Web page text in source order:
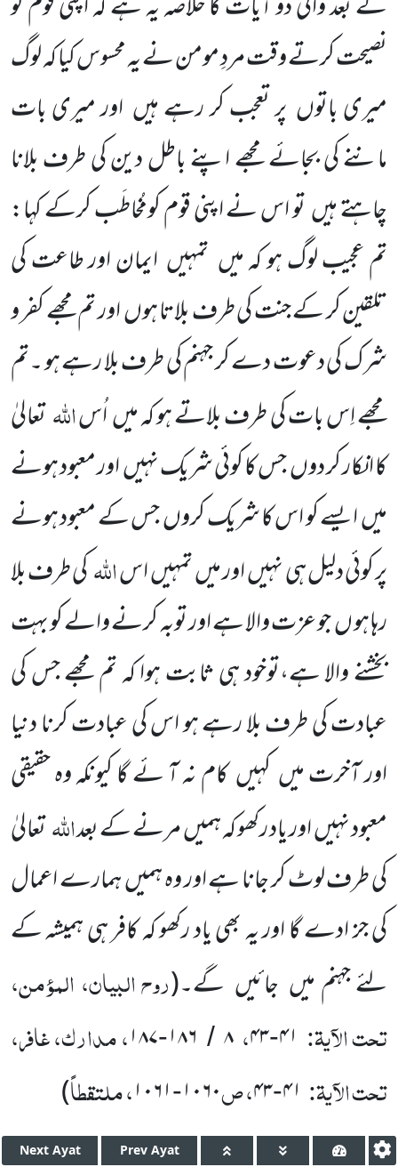
نصیحت کرتے وقت مردِ مومن نے یہ محسوس کیا کہ لوگ
میری باتوں پر تعجب کر رہے ہیں اور میری بات
ماننے کی بجائے مجھے اپنے باطل دین کی طرف بلانا
چاہتے ہیں تو اس نے اپنی قوم کومُخاطَب کرکے کہا:
تم عجیب لوگ ہو کہ میں تمہیں ایمان اور طاعت کی
تلقین کر کے جنت کی طرف بلاتا ہوں اور تم مجھے کفر و
شرک کی دعوت دے کر جہنم کی طرف بلا رہے ہو ۔تم
مجھے اِس بات کی طرف بلاتے ہو کہ میں اُساللہتعالیٰ
کا انکار کر دوں جس کا کوئی شریک نہیں اور معبود ہونے
میں ایسے کو اس کا شریک کروں جس کے معبود ہونے
پر کوئی دلیل ہی نہیں اور میں تمہیں اساللہکی طرف بلا
رہا ہو ں جو عزت والا ہے اور توبہ کرنے والے کو بہت
بخشنے والا ہے،توخود ہی ثابت ہوا کہ تم مجھے جس کی
عبادت کی طرف بلا رہے ہو اس کی عبادت کرنا دنیا
اور آخرت میں کہیں کام نہ آ ئے گا کیونکہ وہ حقیقی
معبود نہیں اور یاد رکھو کہ ہمیں مرنے کے بعداللہتعالیٰ
کی طرف لوٹ کر جانا ہے اور وہ ہمیں ہمارے اعمال
کی جز ادے گا اور یہ بھی یاد رکھو کہ کافر ہی ہمیشہ کے
لئے جہنم میں جائیں گے۔(روح البیان، المؤمن،
تحت الآیۃ: ۴۱-۴۳، ۸/ ۱۸۶-۱۸۷، مدارک، غافر،
تحت الآیۃ: ۴۱-۴۳، ص۱۰۶۰-۱۰۶۱، ملتقطاً)
Next Ayat Prev Ayat